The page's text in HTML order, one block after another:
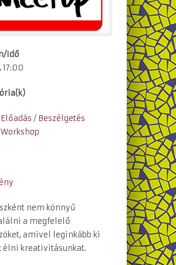
Idő
17:00
Előadás / Beszélgetés
Workshop
nem könnyű
a megfelelő
amivel leginkább ki
élni kreativitásunkat.